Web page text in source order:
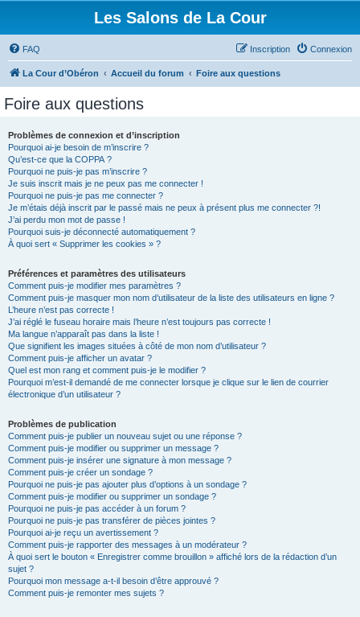
Les Salons de La Cour
FAQ Connexion
Inscription
La Cour d’Obéron Accueil du forum Foire aux questions
Foire aux questions
Problèmes de connexion et d’inscription
Pourquoi ai-je besoin de m’inscrire ?
Qu’est-ce que la COPPA ?
Pourquoi ne puis-je pas m’inscrire ?
Je suis inscrit mais je ne peux pas me connecter !
Pourquoi ne puis-je pas me connecter ?
Je m’étais déjà inscrit par le passé mais ne peux à présent plus me connecter ?!
J’ai perdu mon mot de passe !
Pourquoi suis-je déconnecté automatiquement ?
À quoi sert « Supprimer les cookies » ?
Préférences et paramètres des utilisateurs
Comment puis-je modifier mes paramètres ?
Comment puis-je masquer mon nom d’utilisateur de la liste des utilisateurs en ligne ?
L’heure n’est pas correcte !
J’ai réglé le fuseau horaire mais l’heure n’est toujours pas correcte !
Ma langue n’apparaît pas dans la liste !
Que signifient les images situées à côté de mon nom d’utilisateur ?
Comment puis-je afficher un avatar ?
Quel est mon rang et comment puis-je le modifier ?
Pourquoi m’est-il demandé de me connecter lorsque je clique sur le lien de courrier
électronique d’un utilisateur ?
Problèmes de publication
Comment puis-je publier un nouveau sujet ou une réponse ?
Comment puis-je modifier ou supprimer un message ?
Comment puis-je insérer une signature à mon message ?
Comment puis-je créer un sondage ?
Pourquoi ne puis-je pas ajouter plus d’options à un sondage ?
Comment puis-je modifier ou supprimer un sondage ?
Pourquoi ne puis-je pas accéder à un forum ?
Pourquoi ne puis-je pas transférer de pièces jointes ?
Pourquoi ai-je reçu un avertissement ?
Comment puis-je rapporter des messages à un modérateur ?
À quoi sert le bouton « Enregistrer comme brouillon » affiché lors de la rédaction d’un
sujet ?
Pourquoi mon message a-t-il besoin d’être approuvé ?
Comment puis-je remonter mes sujets ?